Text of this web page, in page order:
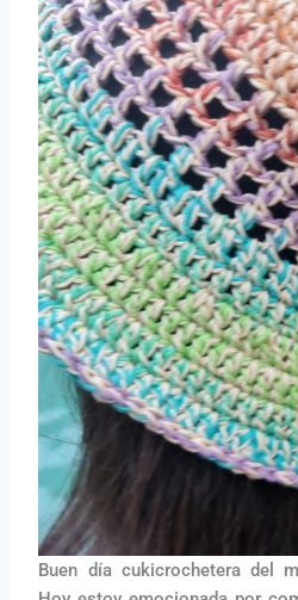
Buen día cukicrochetera del